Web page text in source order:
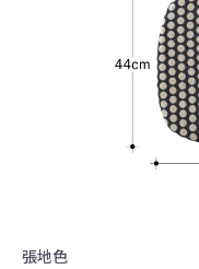
張地色